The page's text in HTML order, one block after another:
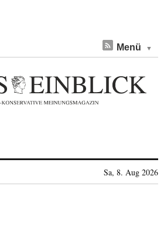
Menü
Sa, 8. Aug 2026